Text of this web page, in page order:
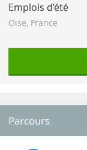
Emplois d’été
Oise, France
Parcours